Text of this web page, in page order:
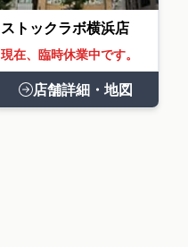
ストックラボ横浜店
現在、臨時休業中です。
店舗詳細・地図